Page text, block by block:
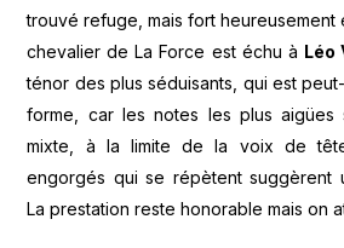
trouvé refuge, mais fort heureusement
chevalier de La Force est échu à Léo
ténor des plus séduisants, qui est
forme, car les notes les plus
mixte, à la limite de la voix de
engorgés qui se répètent suggèrent
La prestation reste honorable mais on